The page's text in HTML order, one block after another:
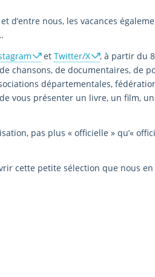
d’entre nous, les vacances
et Twitter/X
, à partir du
chansons, de documentaires, de
départementales,
vous présenter un livre, un film,
pas plus « officielle » qu’«
cette petite sélection que nous en